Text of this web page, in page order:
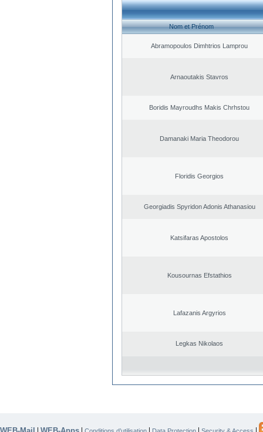
Nom et Prénom
Abramopoulos Dimhtrios Lamprou
Arnaoutakis Stavros
Boridis Mayroudhs Makis Chrhstou
Damanaki Maria Theodorou
Floridis Georgios
Georgiadis Spyridon Adonis Athanasiou
Katsifaras Apostolos
Kousournas Efstathios
Lafazanis Argyrios
Legkas Nikolaos